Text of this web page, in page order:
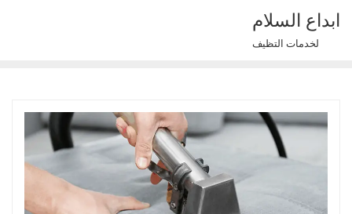
Skip
content
ابداع السلام
لخدمات التظيف